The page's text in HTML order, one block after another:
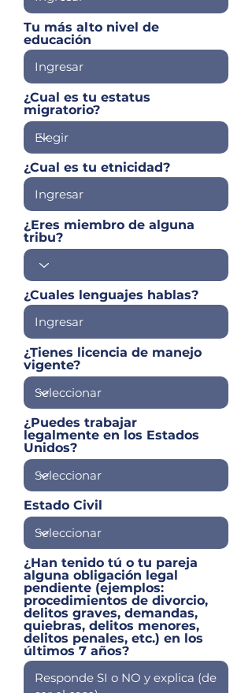
Tu más alto nivel de
educación
¿Cual es tu estatus
migratorio?
¿Cual es tu etnicidad?
¿Eres miembro de alguna
tribu?
¿Cuales lenguajes hablas?
¿Tienes licencia de manejo
vigente?
¿Puedes trabajar
legalmente en los Estados
Unidos?
Estado Civil
¿Han tenido tú o tu pareja
alguna obligación legal
pendiente (ejemplos:
procedimientos de divorcio,
delitos graves, demandas,
quiebras, delitos menores,
delitos penales, etc.) en los
últimos 7 años?